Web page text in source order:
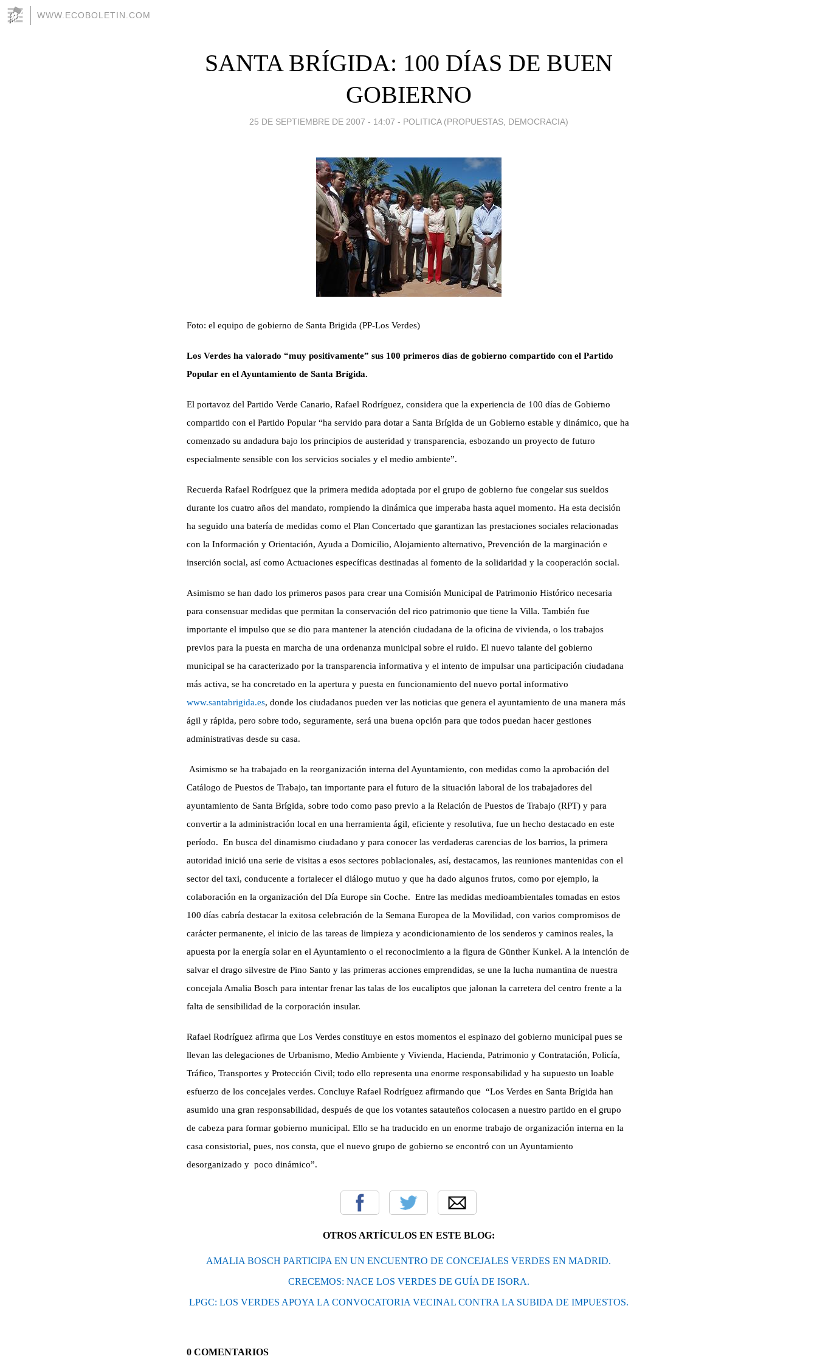
WWW.ECOBOLETIN.COM
SANTA BRÍGIDA: 100 DÍAS DE BUEN
GOBIERNO
25 DE SEPTIEMBRE DE 2007 - 14:07 - POLITICA (PROPUESTAS, DEMOCRACIA)
Foto: el equipo de gobierno de Santa Brigida (PP-Los Verdes)
Los Verdes ha valorado “muy positivamente” sus 100 primeros días de gobierno compartido con el Partido
Popular en el Ayuntamiento de Santa Brígida.
El portavoz del Partido Verde Canario, Rafael Rodríguez, considera que la experiencia de 100 días de Gobierno
compartido con el Partido Popular “ha servido para dotar a Santa Brígida de un Gobierno estable y dinámico, que ha
comenzado su andadura bajo los principios de austeridad y transparencia, esbozando un proyecto de futuro
especialmente sensible con los servicios sociales y el medio ambiente”.
Recuerda Rafael Rodríguez que la primera medida adoptada por el grupo de gobierno fue congelar sus sueldos
durante los cuatro años del mandato, rompiendo la dinámica que imperaba hasta aquel momento. Ha esta decisión
ha seguido una batería de medidas como el Plan Concertado que garantizan las prestaciones sociales relacionadas
con la Información y Orientación, Ayuda a Domicilio, Alojamiento alternativo, Prevención de la marginación e
inserción social, así como Actuaciones específicas destinadas al fomento de la solidaridad y la cooperación social.
Asimismo se han dado los primeros pasos para crear una Comisión Municipal de Patrimonio Histórico necesaria
para consensuar medidas que permitan la conservación del rico patrimonio que tiene la Villa. También fue
importante el impulso que se dio para mantener la atención ciudadana de la oficina de vivienda, o los trabajos
previos para la puesta en marcha de una ordenanza municipal sobre el ruido. El nuevo talante del gobierno
municipal se ha caracterizado por la transparencia informativa y el intento de impulsar una participación ciudadana
más activa, se ha concretado en la apertura y puesta en funcionamiento del nuevo portal informativo
www.santabrigida.es, donde los ciudadanos pueden ver las noticias que genera el ayuntamiento de una manera más
ágil y rápida, pero sobre todo, seguramente, será una buena opción para que todos puedan hacer gestiones
administrativas desde su casa.
Asimismo se ha trabajado en la reorganización interna del Ayuntamiento, con medidas como la aprobación del
Catálogo de Puestos de Trabajo, tan importante para el futuro de la situación laboral de los trabajadores del
ayuntamiento de Santa Brígida, sobre todo como paso previo a la Relación de Puestos de Trabajo (RPT) y para
convertir a la administración local en una herramienta ágil, eficiente y resolutiva, fue un hecho destacado en este
período. En busca del dinamismo ciudadano y para conocer las verdaderas carencias de los barrios, la primera
autoridad inició una serie de visitas a esos sectores poblacionales, así, destacamos, las reuniones mantenidas con el
sector del taxi, conducente a fortalecer el diálogo mutuo y que ha dado algunos frutos, como por ejemplo, la
colaboración en la organización del Día Europe sin Coche. Entre las medidas medioambientales tomadas en estos
100 días cabría destacar la exitosa celebración de la Semana Europea de la Movilidad, con varios compromisos de
carácter permanente, el inicio de las tareas de limpieza y acondicionamiento de los senderos y caminos reales, la
apuesta por la energía solar en el Ayuntamiento o el reconocimiento a la figura de Günther Kunkel. A la intención de
salvar el drago silvestre de Pino Santo y las primeras acciones emprendidas, se une la lucha numantina de nuestra
concejala Amalia Bosch para intentar frenar las talas de los eucaliptos que jalonan la carretera del centro frente a la
falta de sensibilidad de la corporación insular.
Rafael Rodríguez afirma que Los Verdes constituye en estos momentos el espinazo del gobierno municipal pues se
llevan las delegaciones de Urbanismo, Medio Ambiente y Vivienda, Hacienda, Patrimonio y Contratación, Policía,
Tráfico, Transportes y Protección Civil; todo ello representa una enorme responsabilidad y ha supuesto un loable
esfuerzo de los concejales verdes. Concluye Rafael Rodríguez afirmando que “Los Verdes en Santa Brígida han
asumido una gran responsabilidad, después de que los votantes satauteños colocasen a nuestro partido en el grupo
de cabeza para formar gobierno municipal. Ello se ha traducido en un enorme trabajo de organización interna en la
casa consistorial, pues, nos consta, que el nuevo grupo de gobierno se encontró con un Ayuntamiento
desorganizado y poco dinámico”.
OTROS ARTÍCULOS EN ESTE BLOG:
AMALIA BOSCH PARTICIPA EN UN ENCUENTRO DE CONCEJALES VERDES EN MADRID.
CRECEMOS: NACE LOS VERDES DE GUÍA DE ISORA.
LPGC: LOS VERDES APOYA LA CONVOCATORIA VECINAL CONTRA LA SUBIDA DE IMPUESTOS.
0 COMENTARIOS